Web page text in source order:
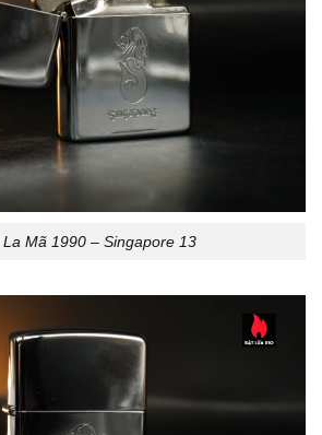
Mã 1990 – Singapore 13